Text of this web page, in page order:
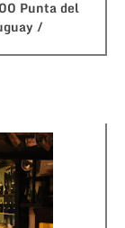
Punta del
/